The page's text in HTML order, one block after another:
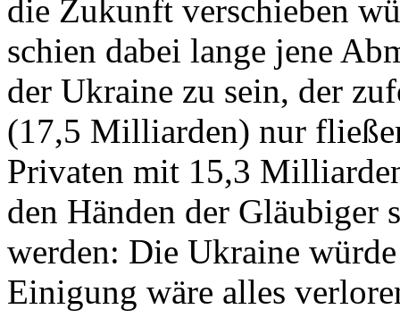
die Zukunft verschieben
schien dabei lange jene
der Ukraine zu sein, der
(17,5 Milliarden) nur
Privaten mit 15,3
den Händen der Gläubiger
werden: Die Ukraine
Einigung wäre alles